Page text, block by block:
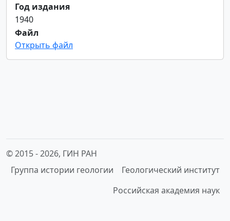
Год издания
1940
Файл
Открыть файл
© 2015 -2026, ГИН РАН
Группа истории геологии
Геологический институт
Российская академия наук